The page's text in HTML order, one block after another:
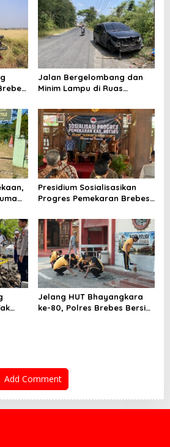
Jalan Bergelombang dan
Minim Lampu di Ruas
Telan Korban, Innova
Hantam Pohon di
Bantarkawung
Presidium Sosialisasikan
Progres Pemekaran Brebes
Pansus DPRD Jateng Jadi
Tahap Berikutnya
Jelang HUT Bhayangkara
ke-80, Polres Brebes Bersih-
Add Comment